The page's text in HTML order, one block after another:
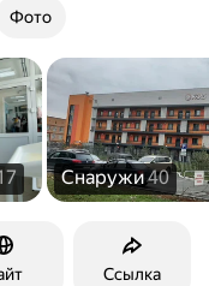
Фото
Снаружи40
Ссылка